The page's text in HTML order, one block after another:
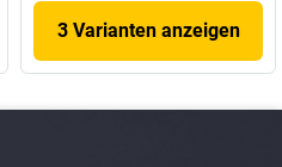
3 Varianten anzeigen